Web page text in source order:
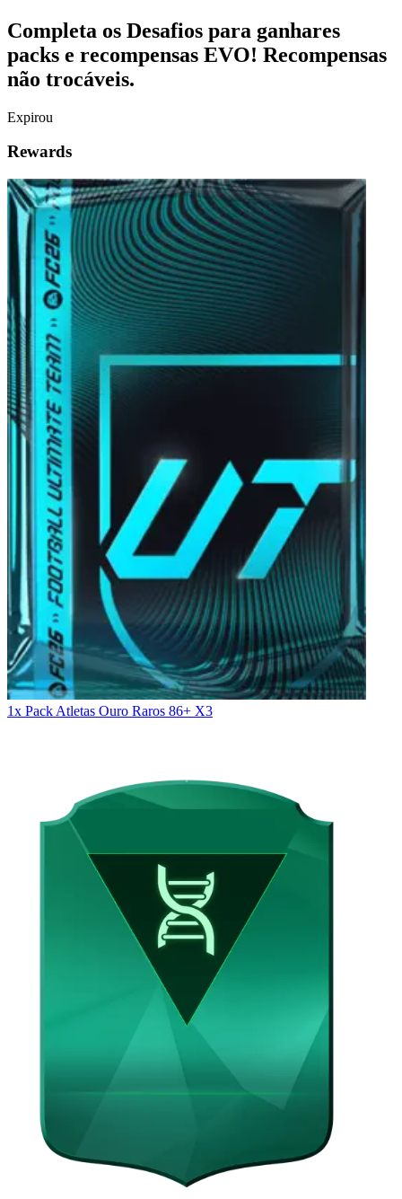
Completa os Desafios para ganhares
packs e recompensas EVO! Recompensas
não trocáveis.
Expirou
Rewards
1x Pack Atletas Ouro Raros 86+ X3